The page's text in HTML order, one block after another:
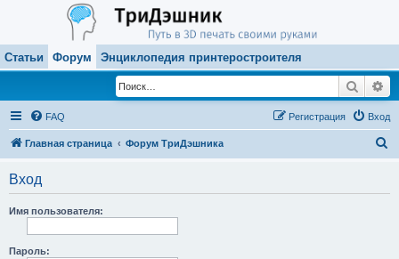
Статьи Форум Энциклопедия принтеростроителя
Поиск
FAQ Вход
Регистрация
Главная страница Форум ТриДэшника
Вход
Имя пользователя:
Пароль: